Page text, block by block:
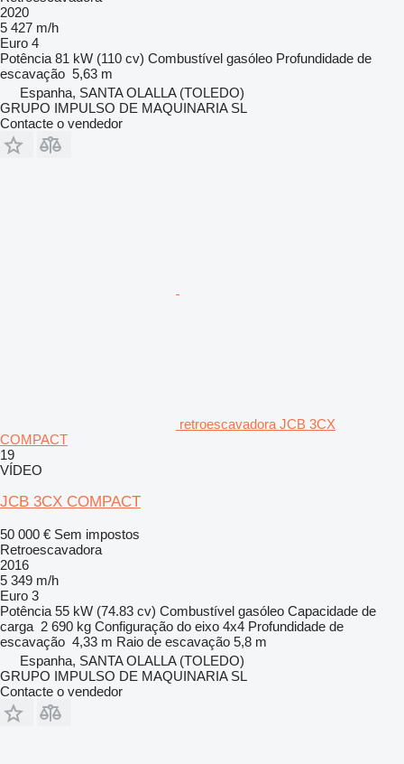
2020
5 427 m/h
Euro 4
Potência 81 kW (110 cv) Combustível gasóleo Profundidade de
escavação 5,63 m
Espanha, SANTA OLALLA (TOLEDO)
GRUPO IMPULSO DE MAQUINARIA SL
Contacte o vendedor
retroescavadora JCB 3CX
COMPACT
19
VÍDEO
JCB 3CX COMPACT
50 000 € Sem impostos
Retroescavadora
2016
5 349 m/h
Euro 3
Potência 55 kW (74.83 cv) Combustível gasóleo Capacidade de
carga 2 690 kg Configuração do eixo 4x4 Profundidade de
escavação 4,33 m Raio de escavação 5,8 m
Espanha, SANTA OLALLA (TOLEDO)
GRUPO IMPULSO DE MAQUINARIA SL
Contacte o vendedor